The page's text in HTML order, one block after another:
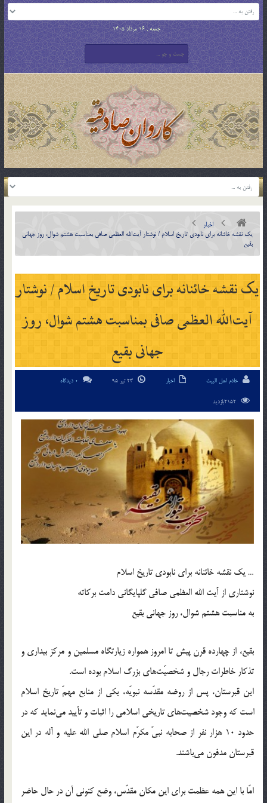
جمعه , 16 مرداد 1405
اخبار
یک نقشه خائنانه برای نابودی تاریخ اسلام / نوشتار‌ آیت‌الله العظمی صافی بمناسبت هشتم شوال، روز جهانی
بقیع
یک نقشه خائنانه برای نابودی تاریخ اسلام / نوشتار‌
آیت‌الله العظمی صافی بمناسبت هشتم شوال، روز
جهانی بقیع
خادم اهل البیت اخبار 0 دیدگاه
… یک نقشه خائنانه برای نابودی تاریخ اسلام
نوشتاری از آیت الله العظمی صافی گلپایگانی دامت برکاته
به مناسبت هشتم شوال، روز جهانی بقیع
بقیع، از چهارده قرن پیش تا امروز همواره زیارتگاه مسلمین و مرکز بیداری و
تذکار خاطرات رجال و شخصیّت‌های بزرگ اسلام بوده است.
این قبرستان، پس از روضه مقدّسه نبویّه، یکی از منابع مهمّ تاریخ اسلام
است که وجود شخصیت‌های تاریخی اسلامی را اثبات و تأیید می‎نماید که در
حدود 10 هزار نفر از صحابه نبیّ مکرّم اسلام صلی الله علیه و آله در این
قبرستان مدفون می‎باشند.
امّا با این همه عظمت برای این مکان مقدّس، وضع کنونی آن در حال حاضر